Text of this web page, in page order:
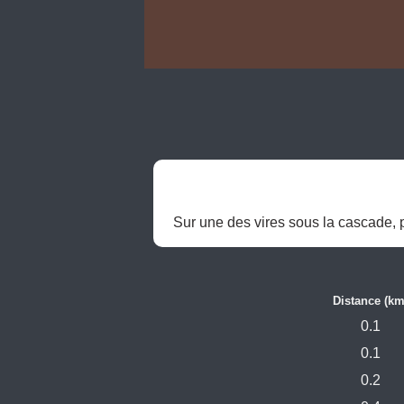
Sur une des vires sous la cascade,
Distance
0.1
0.1
0.2